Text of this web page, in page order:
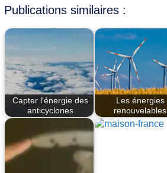
Publications similaires :
Capter l'énergie des
anticyclones
Les énergies
renouvelables